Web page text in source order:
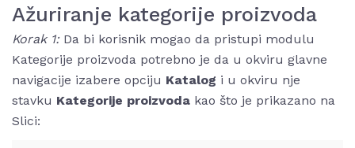
Ažuriranje kategorije proizvoda
Korak 1:Da bi korisnik mogao da pristupi modulu
Kategorije proizvoda potrebno je da u okviru glavne
navigacije izabere opciju Katalog i u okviru nje
stavku Kategorije proizvoda kao što je prikazano na
Slici: